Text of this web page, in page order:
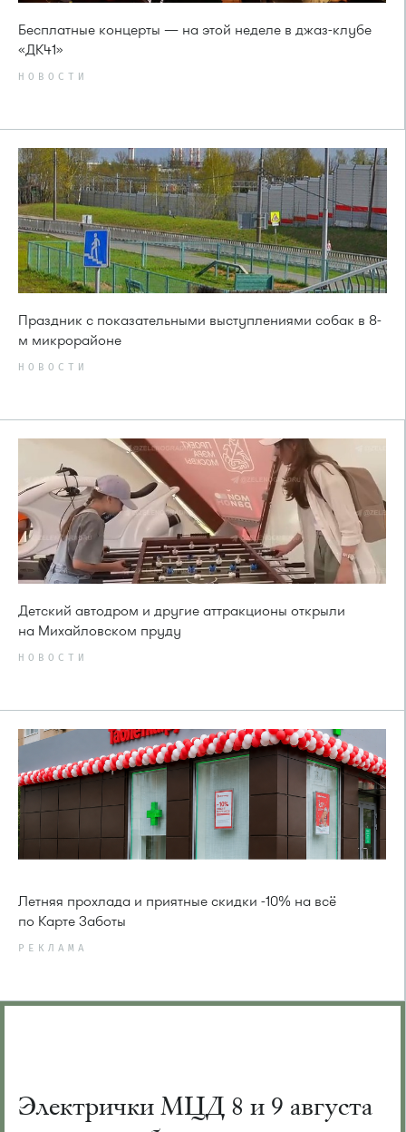
Бесплатные концерты — на этой неделе в джаз-клубе
«ДК41»
НОВОСТИ
Праздник с показательными выступлениями собак в 8-
м микрорайоне
НОВОСТИ
Детский автодром и другие аттракционы открыли
на Михайловском пруду
НОВОСТИ
Летняя прохлада и приятные скидки -10% на всё
по Карте Заботы
РЕКЛАМА
Электрички МЦД 8 и 9 августа